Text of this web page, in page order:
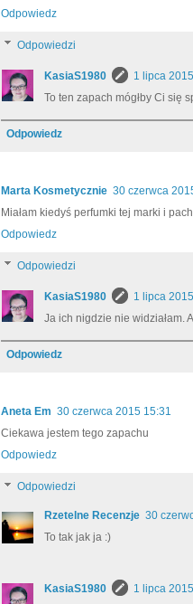
Odpowiedz
Odpowiedzi
KasiaS1980
1 lipca
To ten zapach mógłby Ci się
Odpowiedz
Marta Kosmetycznie 30 czerwca
Miałam kiedyś perfumki tej marki i
Odpowiedz
Odpowiedzi
KasiaS1980
1 lipca
Ja ich nigdzie nie widziałam.
Odpowiedz
Aneta Em 30 czerwca 2015 15:31
Ciekawa jestem tego zapachu
Odpowiedz
Odpowiedzi
Rzetelne Recenzje 30
To tak jak ja :)
KasiaS1980 1 lipca